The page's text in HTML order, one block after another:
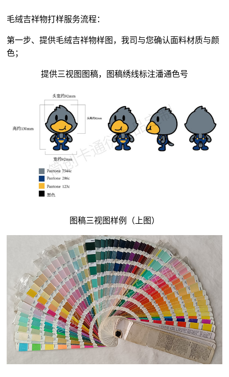
毛绒吉祥物打样服务流程：
第一步、提供毛绒吉祥物样图，我司与您确认面料材质与颜
色；
提供三视图图稿，图稿绣线标注潘通色号
图稿三视图样例（上图）